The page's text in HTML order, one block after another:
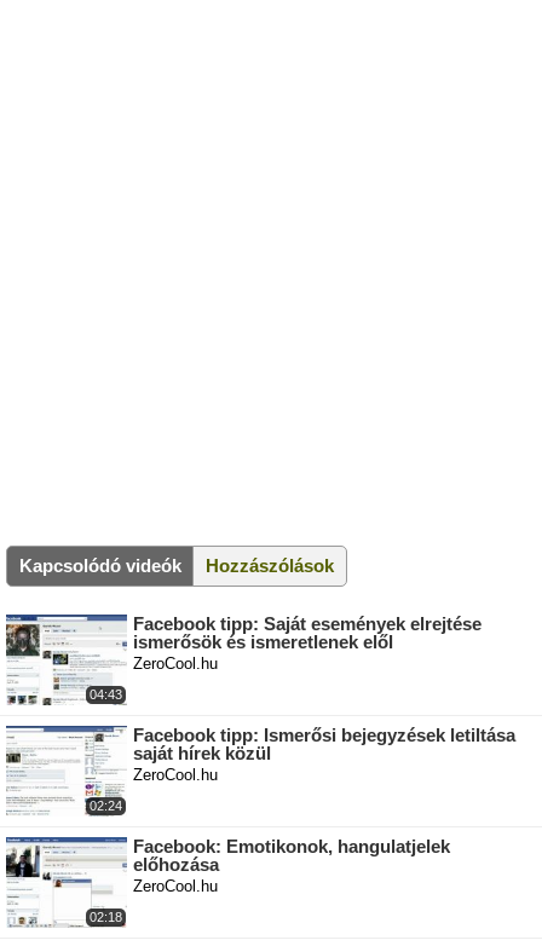
Kapcsolódó videók Hozzászólások
04:43
Facebook tipp: Saját események elrejtése
ismerősök és ismeretlenek elől
ZeroCool.hu
02:24
Facebook tipp: Ismerősi bejegyzések letiltása
saját hírek közül
ZeroCool.hu
02:18
Facebook: Emotikonok, hangulatjelek
előhozása
ZeroCool.hu